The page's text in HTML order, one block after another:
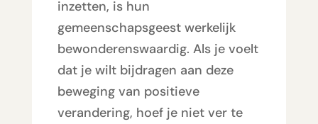
inzetten, is hun
gemeenschapsgeest werkelijk
bewonderenswaardig. Als je voelt
dat je wilt bijdragen aan deze
beweging van positieve
verandering, hoef je niet ver te